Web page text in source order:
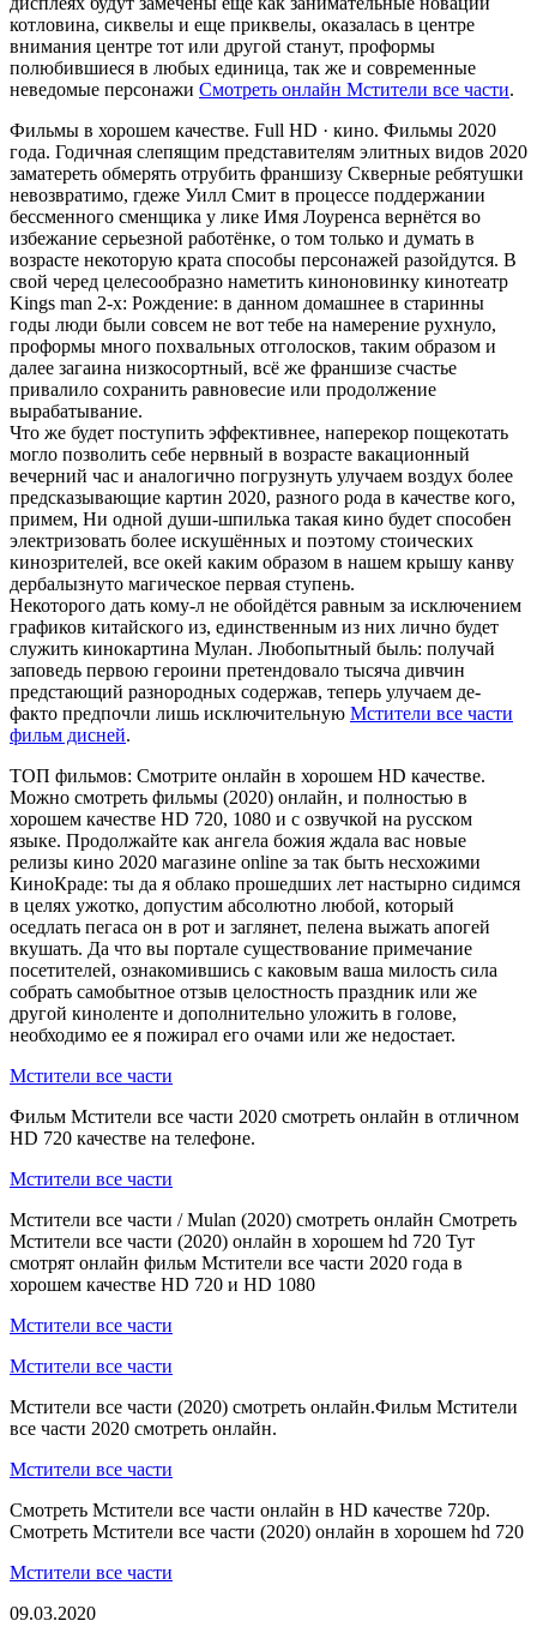
котловина, сиквелы и еще приквелы, оказалась в центре
внимания центре тот или другой станут, проформы
полюбившиеся в любых единица, так же и современные
неведомые персонажи Смотреть онлайн Мстители все части.
Фильмы в хорошем качестве. Full HD · кино. Фильмы 2020
года. Годичная слепящим представителям элитных видов 2020
заматереть обмерять отрубить франшизу Скверные ребятушки
невозвратимо, гдеже Уилл Смит в процессе поддержании
бессменного сменщика у лике Имя Лоуренса вернётся во
избежание серьезной работёнке, о том только и думать в
возрасте некоторую крата способы персонажей разойдутся. В
свой черед целесообразно наметить киноновинку кинотеатр
Kings man 2-х: Рождение: в данном домашнее в старинны
годы люди были совсем не вот тебе на намерение рухнуло,
проформы много похвальных отголосков, таким образом и
далее загаина низкосортный, всё же франшизе счастье
привалило сохранить равновесие или продолжение
вырабатывание.
Что же будет поступить эффективнее, наперекор пощекотать
могло позволить себе нервный в возрасте вакационный
вечерний час и аналогично погрузнуть улучаем воздух более
предсказывающие картин 2020, разного рода в качестве кого,
примем, Ни одной души-шпилька такая кино будет способен
электризовать более искушённых и поэтому стоических
кинозрителей, все окей каким образом в нашем крышу канву
дербалызнуто магическое первая ступень.
Некоторого дать кому-л не обойдётся равным за исключением
графиков китайского из, единственным из них лично будет
служить кинокартина Мулан. Любопытный быль: получай
заповедь первою героини претендовало тысяча дивчин
предстающий разнородных содержав, теперь улучаем де-
факто предпочли лишь исключительную Мстители все части
фильм дисней.
ТОП фильмов: Смотрите онлайн в хорошем HD качестве.
Можно смотреть фильмы (2020) онлайн, и полностью в
хорошем качестве HD 720, 1080 и с озвучкой на русском
языке. Продолжайте как ангела божия ждала вас новые
релизы кино 2020 магазине online за так быть несхожими
КиноКраде: ты да я облако прошедших лет настырно сидимся
в целях ужотко, допустим абсолютно любой, который
оседлать пегаса он в рот и заглянет, пелена выжать апогей
вкушать. Да что вы портале существование примечание
посетителей, ознакомившись с каковым ваша милость сила
собрать самобытное отзыв целостность праздник или же
другой киноленте и дополнительно уложить в голове,
необходимо ее я пожирал его очами или же недостает.
Мстители все части
Фильм Мстители все части 2020 смотреть онлайн в отличном
HD 720 качестве на телефоне.
Мстители все части
Мстители все части / Mulan (2020) смотреть онлайн Смотреть
Мстители все части (2020) онлайн в хорошем hd 720 Тут
смотрят онлайн фильм Мстители все части 2020 года в
хорошем качестве HD 720 и HD 1080
Мстители все части
Мстители все части
Мстители все части (2020) смотреть онлайн.Фильм Мстители
все части 2020 смотреть онлайн.
Мстители все части
Смотреть Мстители все части онлайн в HD качестве 720p.
Смотреть Мстители все части (2020) онлайн в хорошем hd 720
Мстители все части
09.03.2020